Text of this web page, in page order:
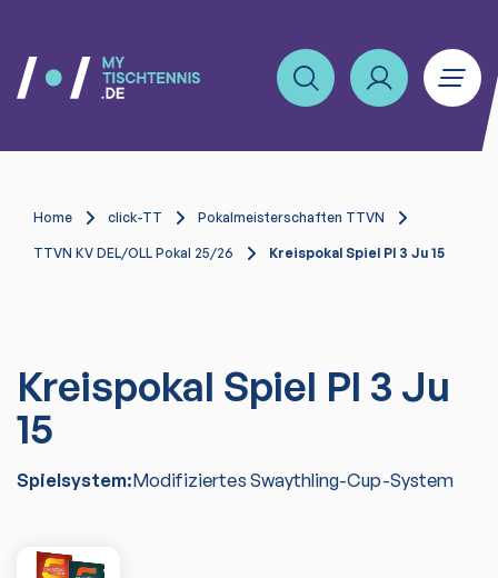
Home click-TT Pokalmeisterschaften TTVN
TTVN KV DEL/OLL Pokal 25/26 Kreispokal Spiel Pl 3 Ju 15
Kreispokal Spiel Pl 3 Ju
15
Spielsystem:Modifiziertes Swaythling-Cup-System